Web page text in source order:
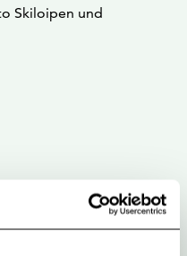
Skiloipen und